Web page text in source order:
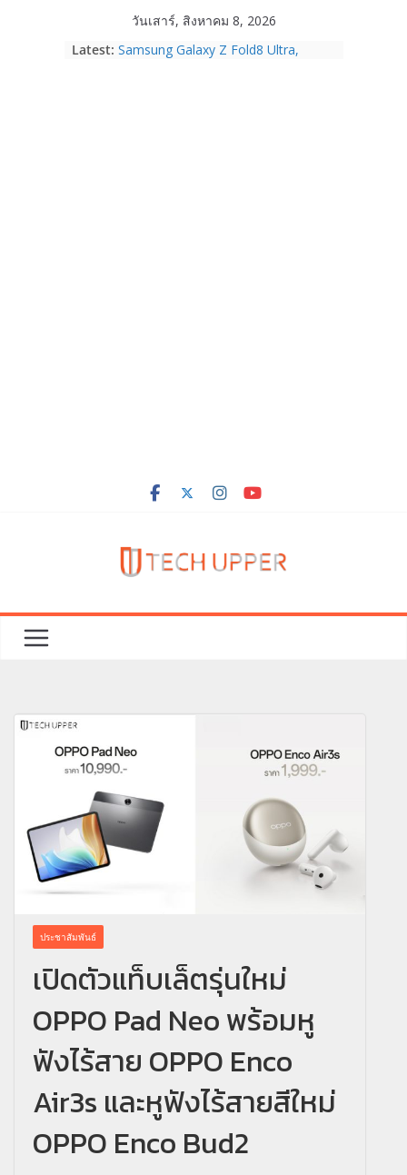
วันเสาร์, สิงหาคม 8, 2026
Latest: Samsung Galaxy Z Fold8 Ultra,
ประชาสัมพันธ์
เปิดตัวแท็บเล็ตรุ่นใหม่
OPPO Pad Neo พร้อมหู
ฟังไร้สาย OPPO Enco
Air3s และหูฟังไร้สายสีใหม่
OPPO Enco Bud2